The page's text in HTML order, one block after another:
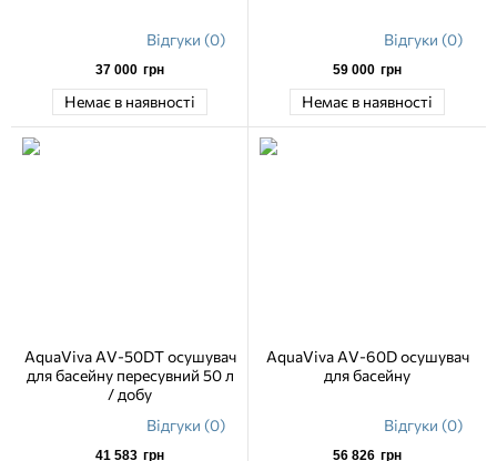
Відгуки (0)
37 000 грн
Немає в наявності
Відгуки (0)
59 000 грн
Немає в наявності
AquaViva AV-50DT осушувач
для басейну пересувний 50 л
/ добу
Відгуки (0)
41 583 грн
AquaViva AV-60D осушувач
для басейну
Відгуки (0)
56 826 грн